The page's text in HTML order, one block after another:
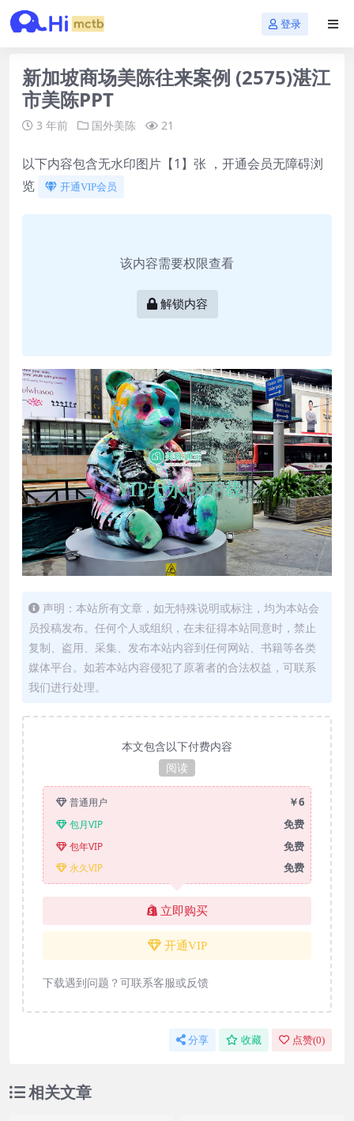
登录
新加坡商场美陈往来案例 (2575)湛江
市美陈PPT
3 年前 国外美陈 21
以下内容包含无水印图片【1】张 ，开通会员无障碍浏
览
开通VIP会员
该内容需要权限查看
解锁内容
声明：本站所有文章，如无特殊说明或标注，均为本站会
员投稿发布。任何个人或组织，在未征得本站同意时，禁止
复制、盗用、采集、发布本站内容到任何网站、书籍等各类
媒体平台。如若本站内容侵犯了原著者的合法权益，可联系
我们进行处理。
本文包含以下付费内容
阅读
普通用户 ￥6
包月VIP 免费
包年VIP 免费
永久VIP 免费
立即购买
开通VIP
下载遇到问题？可联系客服或反馈
分享 收藏 点赞(0)
相关文章